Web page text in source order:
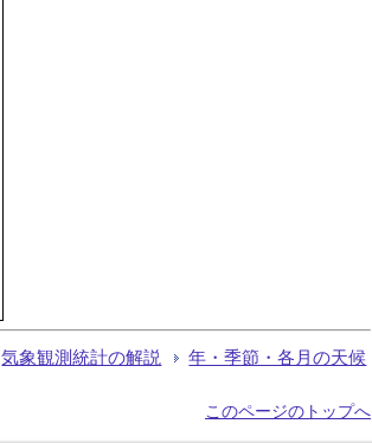
気象観測統計の解説 年・季節・各月の天候
このページのトップへ